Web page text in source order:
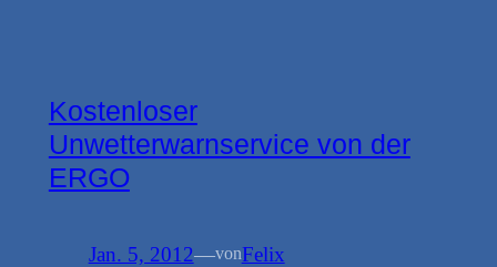
Kostenloser
Unwetterwarnservice von der
ERGO
Jan. 5, 2012—vonFelix